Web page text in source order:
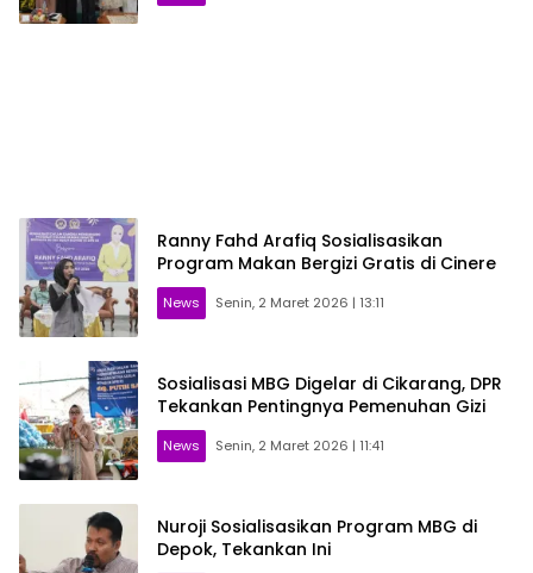
Ranny Fahd Arafiq Sosialisasikan
Program Makan Bergizi Gratis di Cinere
News Senin, 2 Maret 2026 | 13:11
Sosialisasi MBG Digelar di Cikarang, DPR
Tekankan Pentingnya Pemenuhan Gizi
News Senin, 2 Maret 2026 | 11:41
Nuroji Sosialisasikan Program MBG di
Depok, Tekankan Ini